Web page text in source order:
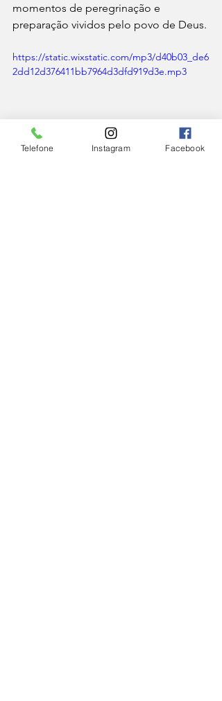
momentos de peregrinação e
preparação vividos pelo povo de Deus.
https://static.wixstatic.com/mp3/d40b03_de6
2dd12d376411bb7964d3dfd919d3e.mp3
Telefone Instagram Facebook